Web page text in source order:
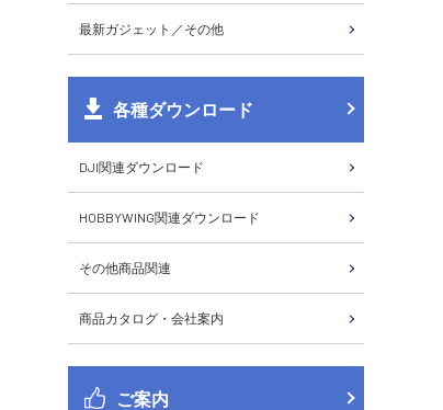
最新ガジェット／その他
各種ダウンロード
DJI関連ダウンロード
HOBBYWING関連ダウンロード
その他商品関連
商品カタログ・会社案内
ご案内